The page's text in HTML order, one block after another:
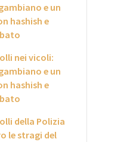
e un
hashish e
nei vicoli:
e un
hashish e
della Polizia
le stragi del